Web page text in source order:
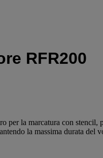
RFR200
la marcatura con
la massima durata del